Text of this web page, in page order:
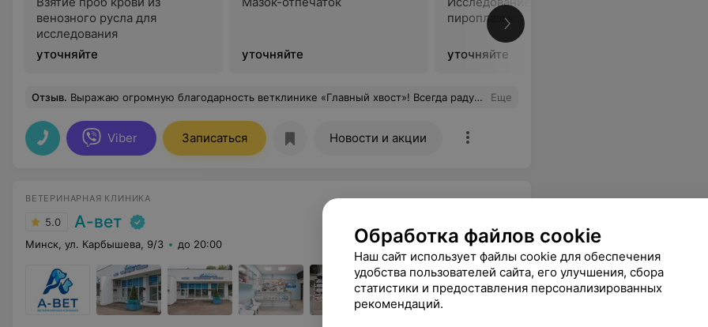
венозного русла для
исследования
уточняйте
уточняйте
пироплазмоз
уточняйте
Отзыв. Выражаю огромную благодарность ветклинике «Главный хвост»! Всегда радует возможность записаться на удобное время. Персонал и врачи — высокие профессионалы с большим сердцем. Отдельное спасибо за бережное отношение к моему питомцу. Очень рекомендую! Еще
Viber Записаться Новости и акции
ВЕТЕРИНАРНАЯ КЛИНИКА
5.0 А-вет
Минск, ул. Карбышева, 9/3 до 20:00 Обработка файлов cookie
Наш сайт использует файлы cookie для обеспечения
удобства пользователей сайта, его улучшения, сбора
статистики и предоставления персонализированных
рекомендаций.